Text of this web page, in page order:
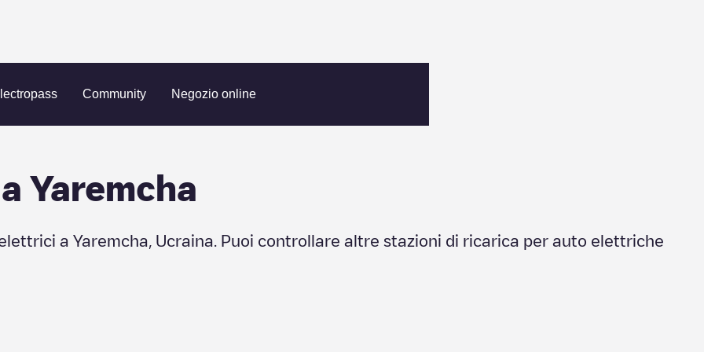
Community Negozio online
Yaremcha
a Yaremcha Ucraina . Puoi controllare altre stazioni di ricarica per auto elettriche